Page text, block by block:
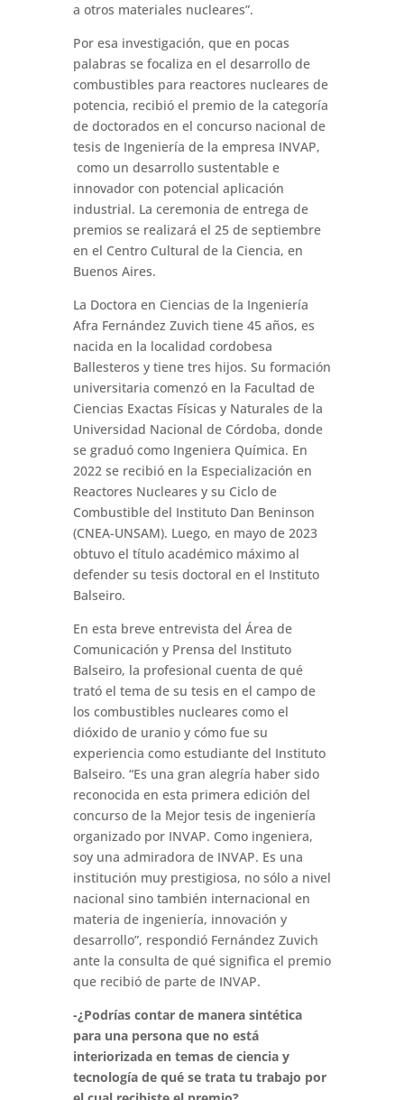
a otros materiales nucleares”.
Por esa investigación, que en pocas
palabras se focaliza en el desarrollo de
combustibles para reactores nucleares de
potencia, recibió el premio de la categoría
de doctorados en el concurso nacional de
tesis de Ingeniería de la empresa INVAP,
como un desarrollo sustentable e
innovador con potencial aplicación
industrial. La ceremonia de entrega de
premios se realizará el 25 de septiembre
en el Centro Cultural de la Ciencia, en
Buenos Aires.
La Doctora en Ciencias de la Ingeniería
Afra Fernández Zuvich tiene 45 años, es
nacida en la localidad cordobesa
Ballesteros y tiene tres hijos. Su formación
universitaria comenzó en la Facultad de
Ciencias Exactas Físicas y Naturales de la
Universidad Nacional de Córdoba, donde
se graduó como Ingeniera Química. En
2022 se recibió en la Especialización en
Reactores Nucleares y su Ciclo de
Combustible del Instituto Dan Beninson
(CNEA-UNSAM). Luego, en mayo de 2023
obtuvo el título académico máximo al
defender su tesis doctoral en el Instituto
Balseiro.
En esta breve entrevista del Área de
Comunicación y Prensa del Instituto
Balseiro, la profesional cuenta de qué
trató el tema de su tesis en el campo de
los combustibles nucleares como el
dióxido de uranio y cómo fue su
experiencia como estudiante del Instituto
Balseiro. “Es una gran alegría haber sido
reconocida en esta primera edición del
concurso de la Mejor tesis de ingeniería
organizado por INVAP. Como ingeniera,
soy una admiradora de INVAP. Es una
institución muy prestigiosa, no sólo a nivel
nacional sino también internacional en
materia de ingeniería, innovación y
desarrollo”, respondió Fernández Zuvich
ante la consulta de qué significa el premio
que recibió de parte de INVAP.
-¿Podrías contar de manera sintética
para una persona que no está
interiorizada en temas de ciencia y
tecnología de qué se trata tu trabajo por